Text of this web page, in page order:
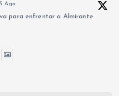
5 Ago
para enfrentar a Almirante